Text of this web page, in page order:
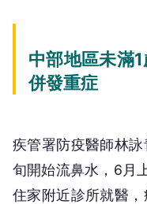
中部地區未滿
併發重症
疾管署防疫醫師林
旬開始流鼻水，6月
住家附近診所就醫